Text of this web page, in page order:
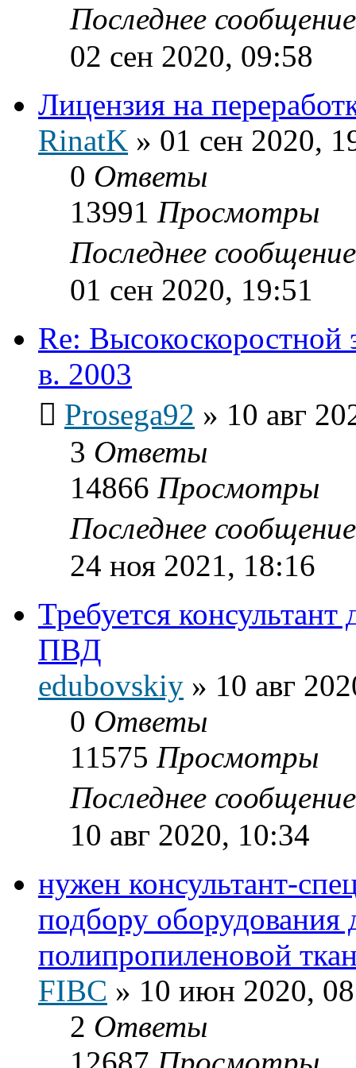
Последнее
02 сен 2020, 09:58
Лицензия на
RinatK » 01 сен 2020,
0 Ответы
13991 Просмотры
Последнее
01 сен 2020, 19:51
Re: Высокоскоростной
в. 2003
Prosega92 » 10 авг
3 Ответы
14866 Просмотры
Последнее
24 ноя 2021, 18:16
Требуется
ПВД
edubovskiy » 10 авг
0 Ответы
11575 Просмотры
Последнее
10 авг 2020, 10:34
нужен консультант-
подбору оборудования
полипропиленовой
FIBC » 10 июн 2020,
2 Ответы